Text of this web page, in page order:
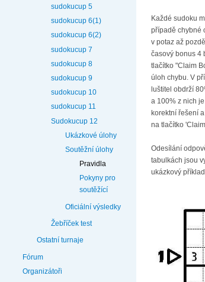
sudokucup 5
sudokucup 6(1)
sudokucup 6(2)
sudokucup 7
sudokucup 8
sudokucup 9
sudokucup 10
sudokucup 11
Sudokucup 12
Ukázkové úlohy
Soutěžní úlohy
Pravidla
Pokyny pro
soutěžící
Oficiální výsledky
Žebříček test
Ostatní turnaje
Fórum
Organizátoři
Každé sudoku
případě chybné
v potaz až
časový bonus 4
tlačítko "Claim
úloh chybu. V
luštitel obdrží
a 100% z nich
korektní řešení
na tlačítko
Odesílání
tabulkách jsou
ukázkový